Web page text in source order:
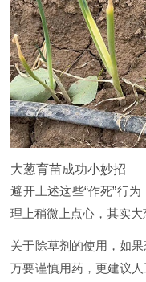
大葱育苗成功小妙招
避开上述这些“作死”行
理上稍微上点心，其实大
关于除草剂的使用，如
万要谨慎用药，更建议